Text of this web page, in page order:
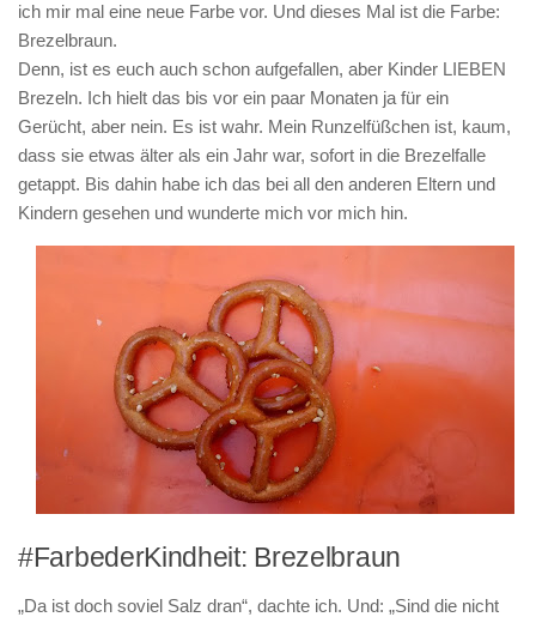
ich mir mal eine neue Farbe vor. Und dieses Mal ist die Farbe:
Brezelbraun.
Denn, ist es euch auch schon aufgefallen, aber Kinder LIEBEN
Brezeln. Ich hielt das bis vor ein paar Monaten ja für ein
Gerücht, aber nein. Es ist wahr. Mein Runzelfüßchen ist, kaum,
dass sie etwas älter als ein Jahr war, sofort in die Brezelfalle
getappt. Bis dahin habe ich das bei all den anderen Eltern und
Kindern gesehen und wunderte mich vor mich hin.
#FarbederKindheit: Brezelbraun
„Da ist doch soviel Salz dran“, dachte ich. Und: „Sind die nicht